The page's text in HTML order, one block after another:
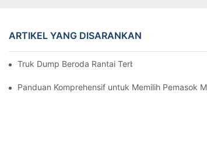
ARTIKEL YANG DISARANKAN
Truk Dump Beroda Rantai Terbaik di Pasaran Saat
Panduan Komprehensif untuk Memilih Pemasok